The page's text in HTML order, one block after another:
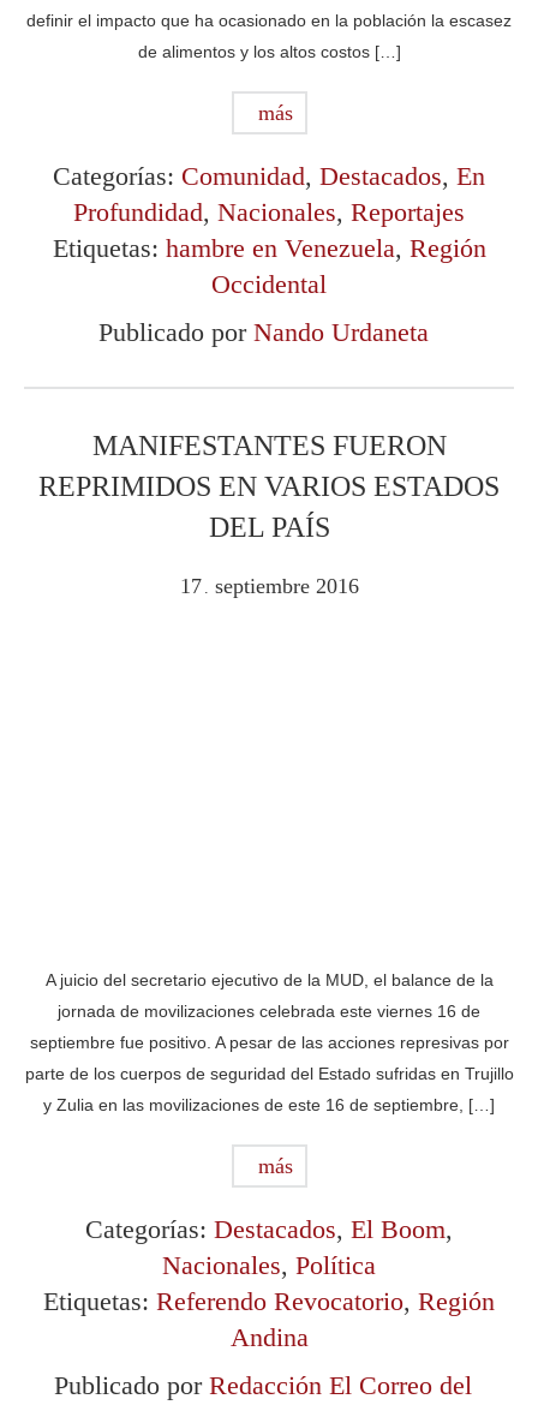
definir el impacto que ha ocasionado en la población la escasez
de alimentos y los altos costos […]
más
Categorías: Comunidad, Destacados, En
Profundidad, Nacionales, Reportajes
Etiquetas: hambre en Venezuela, Región
Occidental
Publicado por Nando Urdaneta
MANIFESTANTES FUERON
REPRIMIDOS EN VARIOS ESTADOS
DEL PAÍS
17 septiembre 2016
A juicio del secretario ejecutivo de la MUD, el balance de la
jornada de movilizaciones celebrada este viernes 16 de
septiembre fue positivo. A pesar de las acciones represivas por
parte de los cuerpos de seguridad del Estado sufridas en Trujillo
y Zulia en las movilizaciones de este 16 de septiembre, […]
más
Categorías: Destacados, El Boom,
Nacionales, Política
Etiquetas: Referendo Revocatorio, Región
Andina
Publicado por Redacción El Correo del